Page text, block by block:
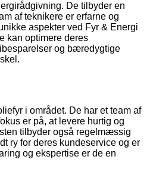
De tilbyder en
af teknikere er erfarne og
aspekter ved Fyr & Energi
kan optimere deres
og bæredygtige
i området. De har et team af
er på, at levere hurtig og
tilbyder også regelmæssig
ry for deres kundeservice og er
og ekspertise er de en